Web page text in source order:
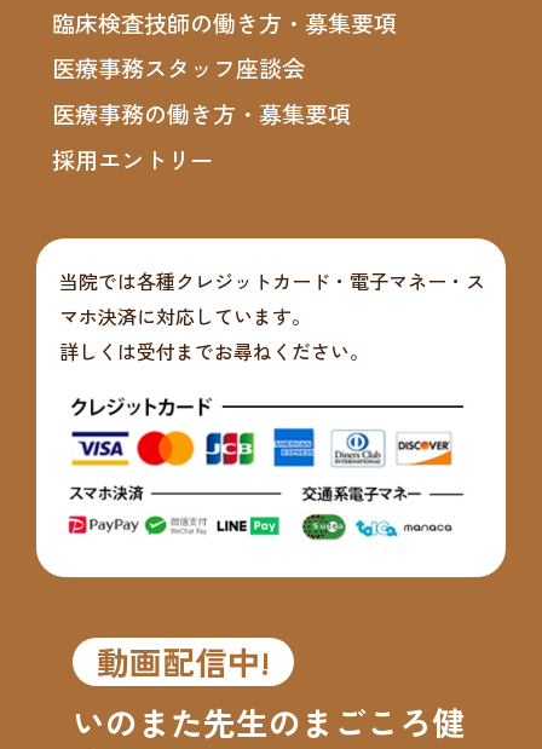
臨床検査技師の働き方・募集要項
医療事務スタッフ座談会
医療事務の働き方・募集要項
採用エントリー
当院では各種クレジットカード・電子マネー・ス
マホ決済に対応しています。
詳しくは受付までお尋ねください。
動画配信中!
いのまた先生のまごころ健